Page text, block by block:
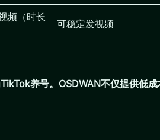
频（时长
可稳定发视频
养号。OSDWAN不仅提供低